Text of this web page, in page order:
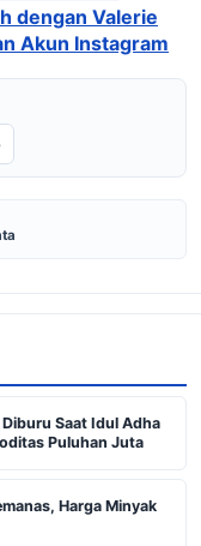
dengan Valerie
Akun Instagram
Saat Idul Adha
Puluhan Juta
Harga Minyak